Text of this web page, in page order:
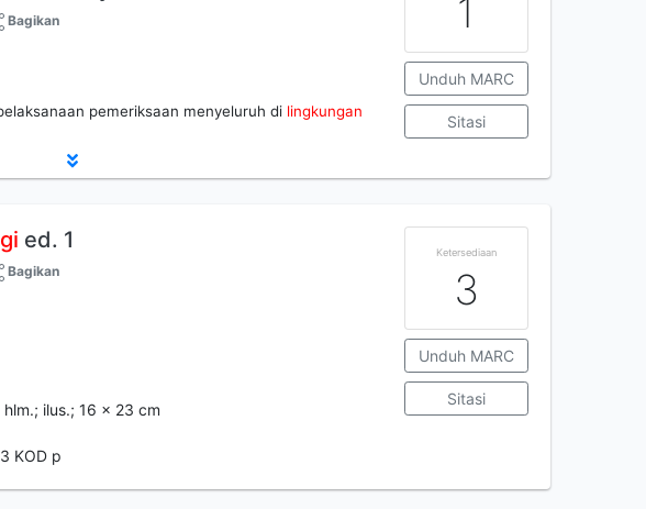
Bagikan
pemeriksaan menyeluruh di lingkungan
1
Unduh MARC
Sitasi
ed. 1
Bagikan
ilus.; 16 x 23 cm
KOD p
Ketersediaan
3
Unduh MARC
Sitasi